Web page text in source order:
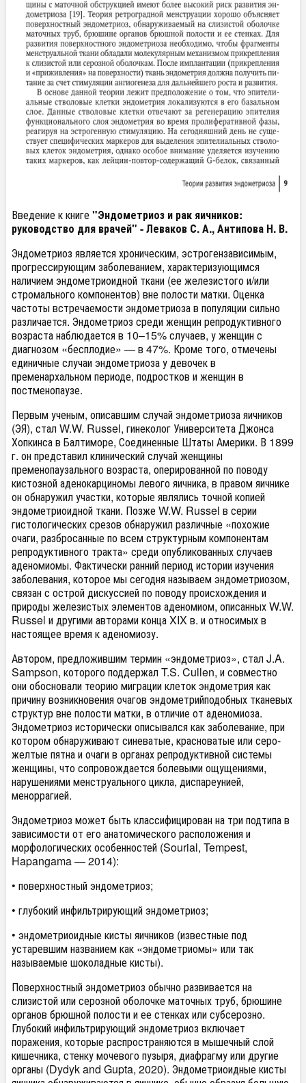
Введение к книге"Эндометриоз и рак яичников:
руководство для врачей" - Леваков С. А., Антипова Н. В.
Эндометриоз является хроническим, эстрогензависимым,
прогрессирующим заболеванием, характеризующимся
наличием эндометриоидной ткани (ее железистого и/или
стромального компонентов) вне полости матки. Оценка
частоты встречаемости эндометриоза в популяции сильно
различается. Эндометриоз среди женщин репродуктивного
возраста наблюдается в 10–15% случаев, у женщин с
диагнозом «бесплодие» — в 47%. Кроме того, отмечены
единичные случаи эндометриоза у девочек в
пременархальном периоде, подростков и женщин в
постменопаузе.
Первым ученым, описавшим случай эндометриоза яичников
(ЭЯ), стал W.W. Russel, гинеколог Университета Джонса
Хопкинса в Балтиморе, Соединенные Штаты Америки. В 1899
г. он представил клинический случай женщины
пременопаузального возраста, оперированной по поводу
кистозной аденокарциномы левого яичника, в правом яичнике
он обнаружил участки, которые являлись точной копией
эндометриоидной ткани. Позже W.W. Russel в серии
гистологических срезов обнаружил различные «похожие
очаги, разбросанные по всем структурным компонентам
репродуктивного тракта» среди опубликованных случаев
аденомиомы. Фактически ранний период истории изучения
заболевания, которое мы сегодня называем эндометриозом,
связан с острой дискуссией по поводу происхождения и
природы железистых элементов аденомиом, описанных W.W.
Russel и другими авторами конца XIX в. и относимых в
настоящее время к аденомиозу.
Автором, предложившим термин «эндометриоз», стал J.A.
Sampson, которого поддержал T.S. Cullen, и совместно
они обосновали теорию миграции клеток эндометрия как
причину возникновения очагов эндометрийподобных тканевых
структур вне полости матки, в отличие от аденомиоза.
Эндометриоз исторически описывался как заболевание, при
котором обнаруживают синеватые, красноватые или серо-
желтые пятна и очаги в органах репродуктивной системы
женщины, что сопровождается болевыми ощущениями,
нарушениями менструального цикла, диспареунией,
меноррагией.
Эндометриоз может быть классифицирован на три подтипа в
зависимости от его анатомического расположения и
морфологических особенностей (Sourial, Tempest,
Hapangama — 2014):
• поверхностный эндометриоз;
• глубокий инфильтрирующий эндометриоз;
• эндометриоидные кисты яичников (известные под
устаревшим названием как «эндометриомы» или так
называемые шоколадные кисты).
Поверхностный эндометриоз обычно развивается на
слизистой или серозной оболочке маточных труб, брюшине
органов брюшной полости и ее стенках или субсерозно.
Глубокий инфильтрирующий эндометриоз включает
поражения, которые распространяются в мышечный слой
кишечника, стенку мочевого пузыря, диафрагму или другие
органы (Dydyk and Gupta, 2020). Эндометриоидные кисты